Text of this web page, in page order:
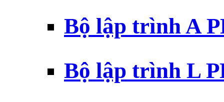
Bộ lập trình A
Bộ lập trình L